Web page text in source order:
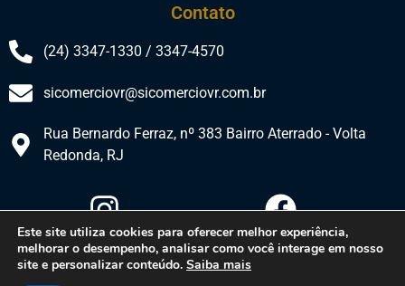
Contato
(24) 3347-1330 / 3347-4570
sicomerciovr@sicomerciovr.com.br
Rua Bernardo Ferraz, nº 383 Bairro Aterrado - Volta
Redonda, RJ​
Este site utiliza cookies para oferecer melhor experiência,
melhorar o desempenho, analisar como você interage em nosso
site e personalizar conteúdo. Saiba mais